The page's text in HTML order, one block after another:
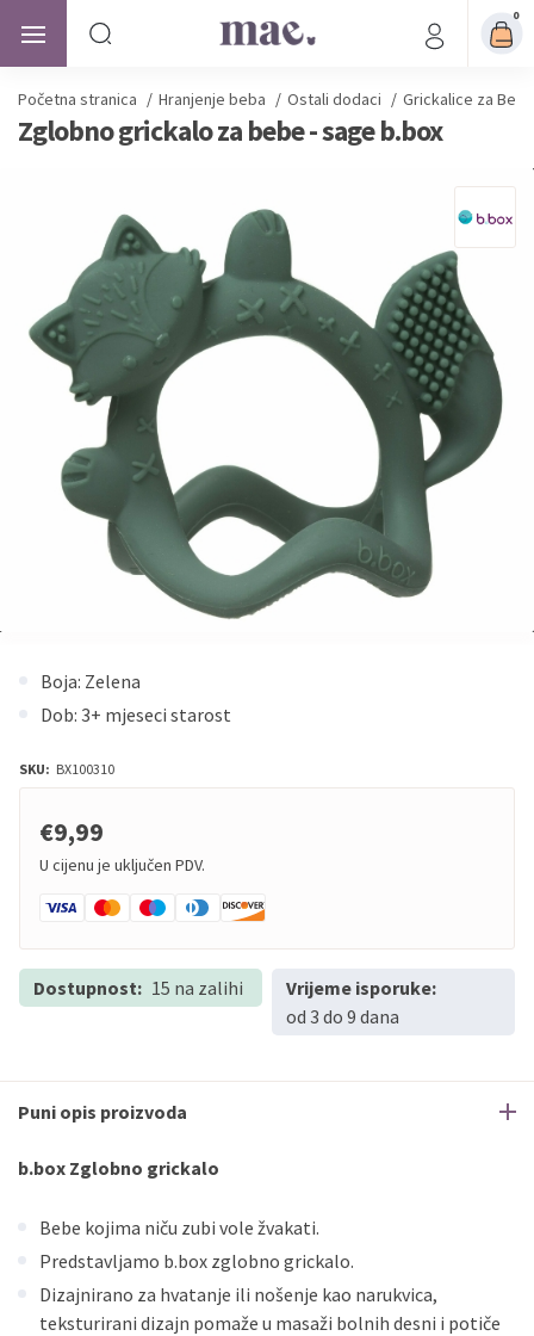
0
Početna stranica / Hranjenje beba / Ostali dodaci / Grickalice za Bebe
Zglobno grickalo za bebe - sage b.box
Boja: Zelena
Dob: 3+ mjeseci starost
SKU: BX100310
€9,99
U cijenu je uključen PDV.
Dostupnost: 15 na zalihi
Vrijeme isporuke:
od 3 do 9 dana
Puni opis proizvoda
b.box Zglobno grickalo
Bebe kojima niču zubi vole žvakati.
Predstavljamo b.box zglobno grickalo.
Dizajnirano za hvatanje ili nošenje kao narukvica,
teksturirani dizajn pomaže u masaži bolnih desni i potiče